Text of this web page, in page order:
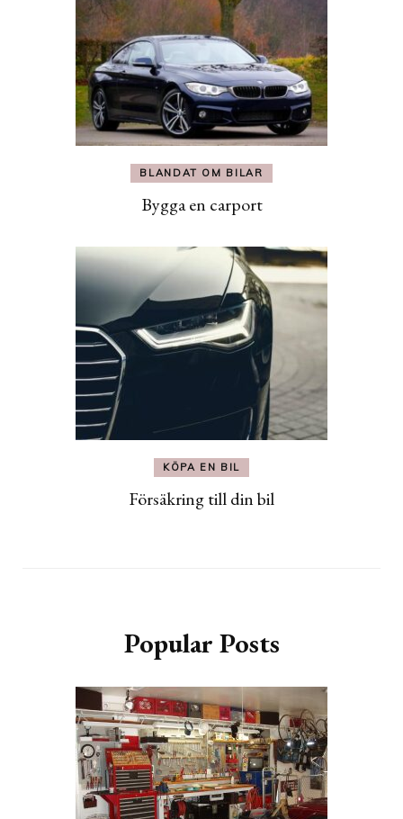
BLANDAT OM BILAR
Bygga en carport
KÖPA EN BIL
Försäkring till din bil
Popular Posts